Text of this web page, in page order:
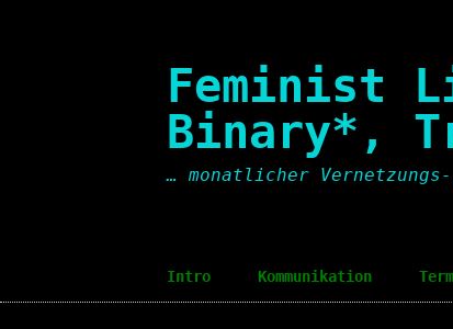
Feminist
Binary*,
… monatlicher
Intro Kommunikation